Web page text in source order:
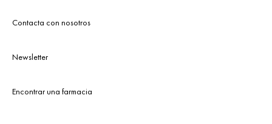
Contacta con nosotros
Newsletter
Encontrar una farmacia